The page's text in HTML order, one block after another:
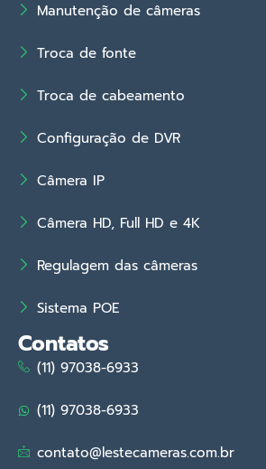
Manutenção de câmeras
Troca de fonte
Troca de cabeamento
Configuração de DVR
Câmera IP
Câmera HD, Full HD e 4K
Regulagem das câmeras
Sistema POE
Contatos
(11) 97038-6933
(11) 97038-6933
contato@lestecameras.com.br